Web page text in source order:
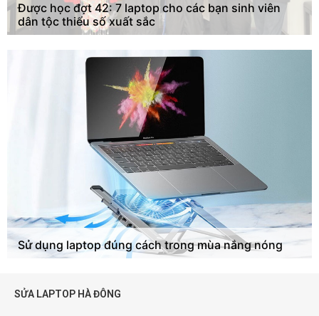
Được học đợt 42: 7 laptop cho các bạn sinh viên
dân tộc thiểu số xuất sắc
Sử dụng laptop đúng cách trong mùa nắng nóng
SỬA LAPTOP HÀ ĐÔNG